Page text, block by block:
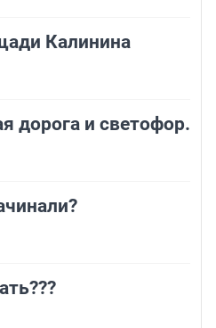
Калинина
дорога и светофор.